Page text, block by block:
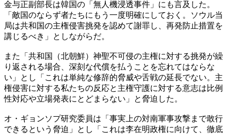
金与正副部長は韓国の「無人機浸透事件」にも言及した。
「敵国のならず者たちにもう一度明確にしておく。ソウル当
局は共和国の主権侵害挑発を認めて謝罪し、再発防止措置を
講じるべき」としながらだ。
また「共和国（北朝鮮）神聖不可侵の主権に対する挑発が繰
り返される場合、深刻な代償を払うことを忘れてはならな
い」とし「これは単純な修辞的脅威や舌戦の延長でない。主
権侵害に対する私たちの反応と主権守護に対する意志は比例
性対応や立場発表にとどまらない」と脅迫した。
オ・ギョンソプ研究委員は「事実上の対南軍事攻撃まで敢行
できるという脅迫」とし「これは李在明政権に向けて、徹底